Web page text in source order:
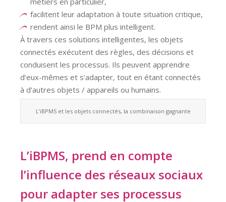
facilitent leur adaptation à toute situation critique,
rendent ainsi le BPM plus intelligent.
À travers ces solutions intelligentes, les objets
connectés exécutent des règles, des décisions et
conduisent les processus. Ils peuvent apprendre
d’eux-mêmes et s’adapter, tout en étant connectés
à d’autres objets / appareils ou humains.
L’iBPMS et les objets connectés, la combinaison gagnante
L’iBPMS, prend en compte
l’influence des réseaux sociaux
pour adapter ses processus